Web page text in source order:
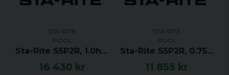
STA-RITE
POOL
Sta-Rite S5P2R, 1.0hk / 0.75kW, 1-fas 240V
16 430 kr
STA-RITE
POOL
Sta-Rite S5P2R, 0.75hk / 0.56kW, 3-fas 400V
11 855 kr
vinterbehandling